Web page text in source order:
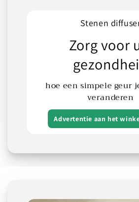
Stenen
Zorg voor
hoe een simpele geur
veranderen
Advertentie aan het